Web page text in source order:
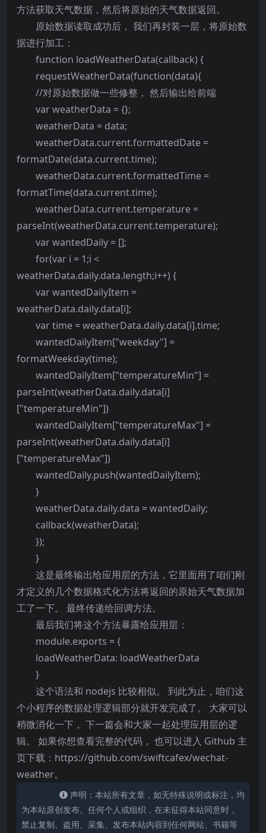
方法获取天气数据，然后将原始的天气数据返回。
原始数据读取成功后， 我们再封装一层，将原始数
据进行加工：
function loadWeatherData(callback) {
requestWeatherData(function(data){
//对原始数据做一些修整， 然后输出给前端
var weatherData = {};
weatherData = data;
weatherData.current.formattedDate =
formatDate(data.current.time);
weatherData.current.formattedTime =
formatTime(data.current.time);
weatherData.current.temperature =
parseInt(weatherData.current.temperature);
var wantedDaily = [];
for(var i = 1;i <
weatherData.daily.data.length;i++) {
var wantedDailyItem =
weatherData.daily.data[i];
var time = weatherData.daily.data[i].time;
wantedDailyItem["weekday"] =
formatWeekday(time);
wantedDailyItem["temperatureMin"] =
parseInt(weatherData.daily.data[i]
["temperatureMin"])
wantedDailyItem["temperatureMax"] =
parseInt(weatherData.daily.data[i]
["temperatureMax"])
wantedDaily.push(wantedDailyItem);
}
weatherData.daily.data = wantedDaily;
callback(weatherData);
});
}
这是最终输出给应用层的方法，它里面用了咱们刚
才定义的几个数据格式化方法将返回的原始天气数据加
工了一下。 最终传递给回调方法。
最后我们将这个方法暴露给应用层：
module.exports = {
loadWeatherData: loadWeatherData
}
这个语法和 nodejs 比较相似。 到此为止，咱们这
个小程序的数据处理逻辑部分就开发完成了。 大家可以
稍微消化一下， 下一篇会和大家一起处理应用层的逻
辑。 如果你想查看完整的代码， 也可以进入 Github 主
页下载：https://github.com/swiftcafex/wechat-
weather。
声明：本站所有文章，如无特殊说明或标注，均
为本站原创发布。任何个人或组织，在未征得本站同意时，
禁止复制、盗用、采集、发布本站内容到任何网站、书籍等